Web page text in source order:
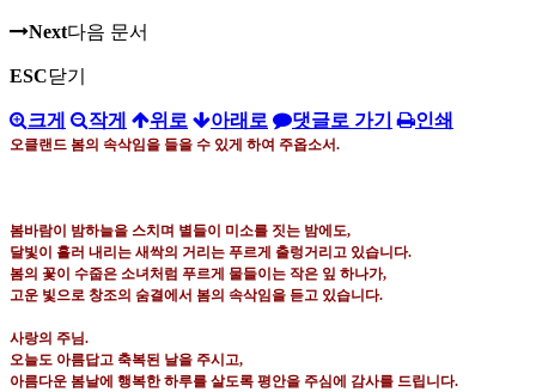
Next다음 문서
ESC닫기
크게 작게 위로 아래로 댓글로 가기 인쇄
오클랜드 봄의 속삭임을 들을 수 있게 하여 주옵소서.
봄바람이 밤하늘을 스치며 별들이 미소를 짓는 밤에도,
달빛이 흘러 내리는 새싹의 거리는 푸르게 출렁거리고 있습니다.
봄의 꽃이 수줍은 소녀처럼 푸르게 물들이는 작은 잎 하나가,
고운 빛으로 창조의 숨결에서 봄의 속삭임을 듣고 있습니다.
사랑의 주님.
오늘도 아름답고 축복된 날을 주시고,
아름다운 봄날에 행복한 하루를 살도록 평안을 주심에 감사를 드립니다.